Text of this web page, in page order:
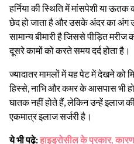
हर्निया की स्थिति में मांसपेशी या
छेद हो जाता है और उसके अंदर का अंग
सामान्य बीमारी है जिससे पीड़ित
दूसरे कामों को करते समय दर्द होता है।
ज्यादातर मामलों में यह पेट में देखने को
हिस्से, नाभि और कमर के आसपास भी
घातक नहीं होते हैं, लेकिन उन्हें इलाज
एकमात्र इलाज सर्जरी है।
ये भी पढ़े:हाइड्रोसील के प्रकार,